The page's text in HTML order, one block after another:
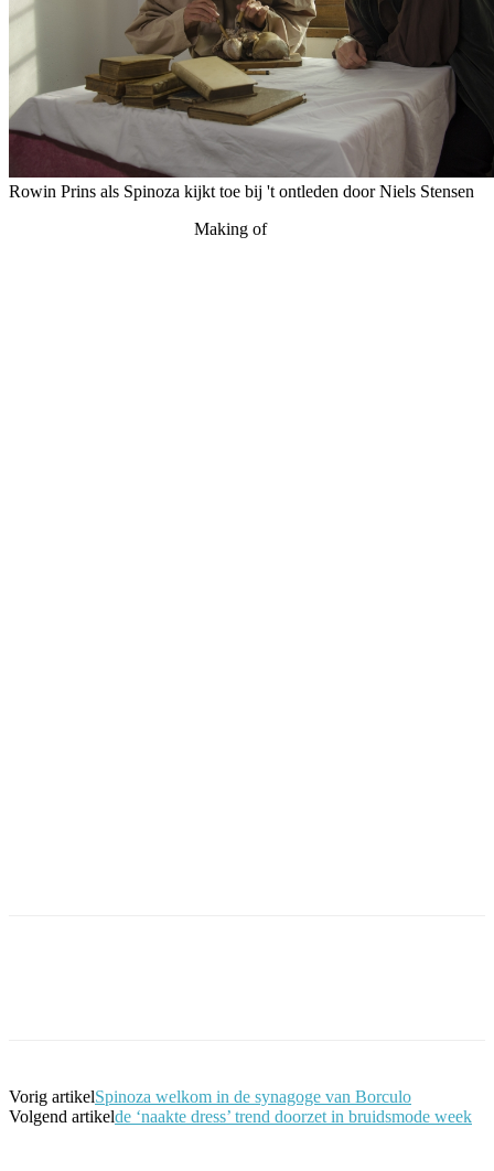
Rowin Prins als Spinoza kijkt toe bij 't ontleden door Niels Stensen
Making of
Vorig artikelSpinoza welkom in de synagoge van Borculo
Volgend artikelde ‘naakte dress’ trend doorzet in bruidsmode week